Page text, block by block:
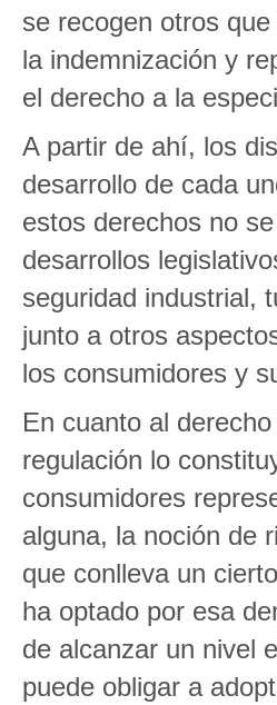
se recogen otros
la indemnización y
el derecho a la
A partir de ahí, los
desarrollo de cada
estos derechos no
desarrollos
seguridad industrial,
junto a otros
los consumidores y
En cuanto al
regulación lo
consumidores
alguna, la noción de
que conlleva un
ha optado por esa
de alcanzar un nivel
puede obligar a